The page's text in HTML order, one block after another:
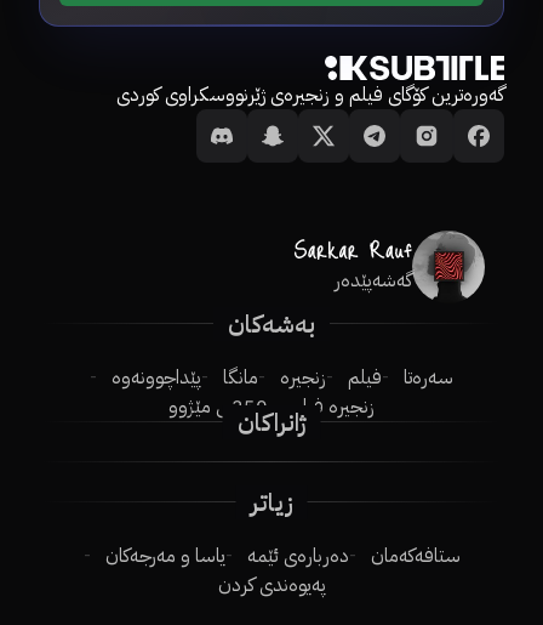
گەورەترین کۆگای فیلم و زنجیرەی ژێرنووسکراوی کوردی
گەشەپێدەر
بەشەکان
سەرەتا فیلم زنجیرە مانگا
پێداچوونەوە
زنجیرە فیلم
250ـی مێژوو
ژانراکان
زیاتر
ستافەکەمان دەربارەی ئێمە
یاسا و مەرجەکان
پەیوەندی کردن